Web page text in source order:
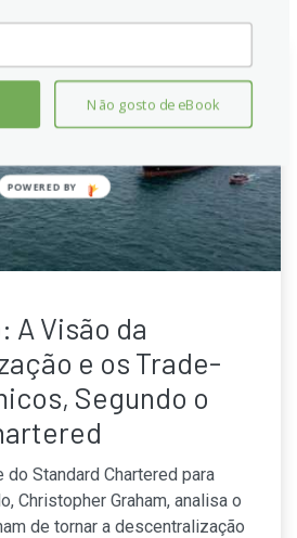
A Visão da
e os Trade-
Segundo o
Standard Chartered para
Christopher Graham, analisa o
de tornar a descentralização
Não gosto de eBook
POWERED
BY